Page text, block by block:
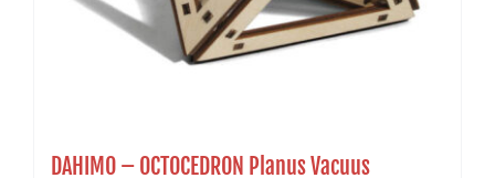
DAHIMO – OCTOCEDRON Planus Vacuus